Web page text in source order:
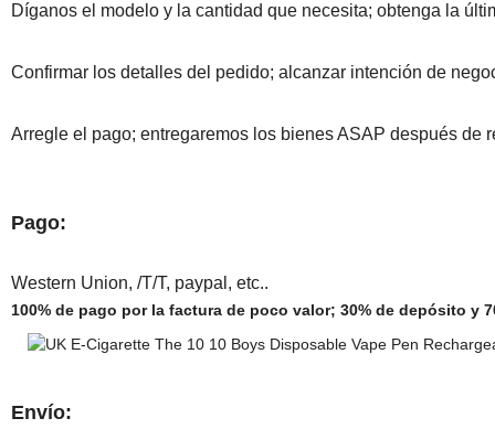
Díganos el modelo y la cantidad que necesita; obtenga la
Confirmar los detalles del pedido; alcanzar intención de
Arregle el pago; entregaremos los bienes ASAP después de
Pago:
Western Union, /T/T, paypal, etc..
100% de pago por la factura de poco valor; 30% de depósito y
Envío: